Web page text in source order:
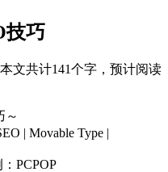
技巧
文共计141个字，预计阅读
～
| Movable Type |
PCPOP